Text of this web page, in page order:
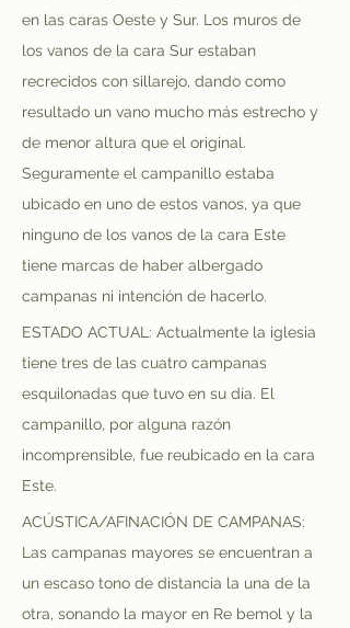
en las caras Oeste y Sur. Los muros de
los vanos de la cara Sur estaban
recrecidos con sillarejo, dando como
resultado un vano mucho más estrecho y
de menor altura que el original.
Seguramente el campanillo estaba
ubicado en uno de estos vanos, ya que
ninguno de los vanos de la cara Este
tiene marcas de haber albergado
campanas ni intención de hacerlo.
ESTADO ACTUAL: Actualmente la iglesia
tiene tres de las cuatro campanas
esquilonadas que tuvo en su día. El
campanillo, por alguna razón
incomprensible, fue reubicado en la cara
Este.
ACÚSTICA/AFINACIÓN DE CAMPANAS:
Las campanas mayores se encuentran a
un escaso tono de distancia la una de la
otra, sonando la mayor en Re bemol y la